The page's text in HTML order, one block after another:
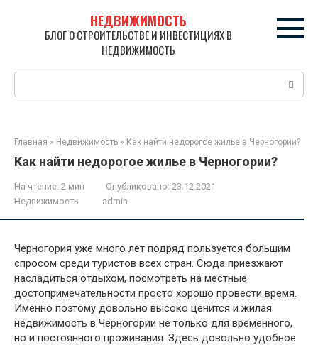
НЕДВИЖИМОСТЬ
БЛОГ О СТРОИТЕЛЬСТВЕ И ИНВЕСТИЦИЯХ В
НЕДВИЖИМОСТЬ
Поиск:
Главная » Недвижимость » Как найти недорогое жилье в Черногории?
Как найти недорогое жилье в Черногории?
На чтение: 2 мин Опубликовано: 23.12.2021
Недвижимость
admin
Черногория уже много лет подряд пользуется большим
спросом среди туристов всех стран. Сюда приезжают
насладиться отдыхом, посмотреть на местные
достопримечательности просто хорошо провести время.
Именно поэтому довольно высоко ценится и жилая
недвижимость в Черногории не только для временного,
но и постоянного проживания. Здесь довольно удобное